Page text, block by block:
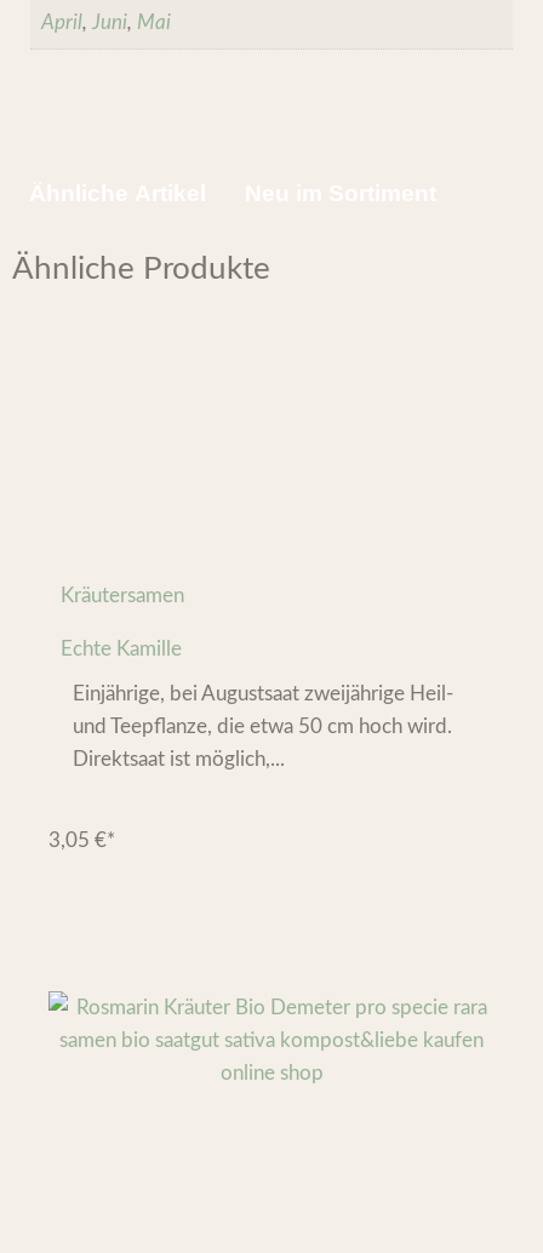
April, Juni, Mai
Ähnliche Produkte
Kräutersamen
Echte Kamille
Einjährige, bei Augustsaat zweijährige Heil-
und Teepflanze, die etwa 50 cm hoch wird.
Direktsaat ist möglich,...
3,05 €*